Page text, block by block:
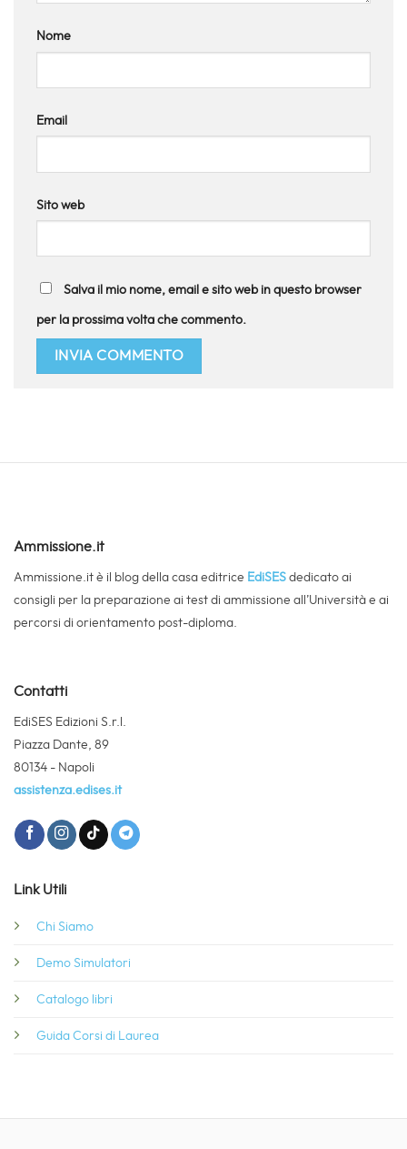
Nome
Email
Sito web
Salva il mio nome, email e sito web in questo browser
per la prossima volta che commento.
Ammissione.it
Ammissione.it è il blog della casa editrice EdiSES dedicato ai
consigli per la preparazione ai test di ammissione all’Università e ai
percorsi di orientamento post-diploma.
Contatti
EdiSES Edizioni S.r.l.
Piazza Dante, 89
80134 - Napoli
assistenza.edises.it
Link Utili
Chi Siamo
Demo Simulatori
Catalogo libri
Guida Corsi di Laurea